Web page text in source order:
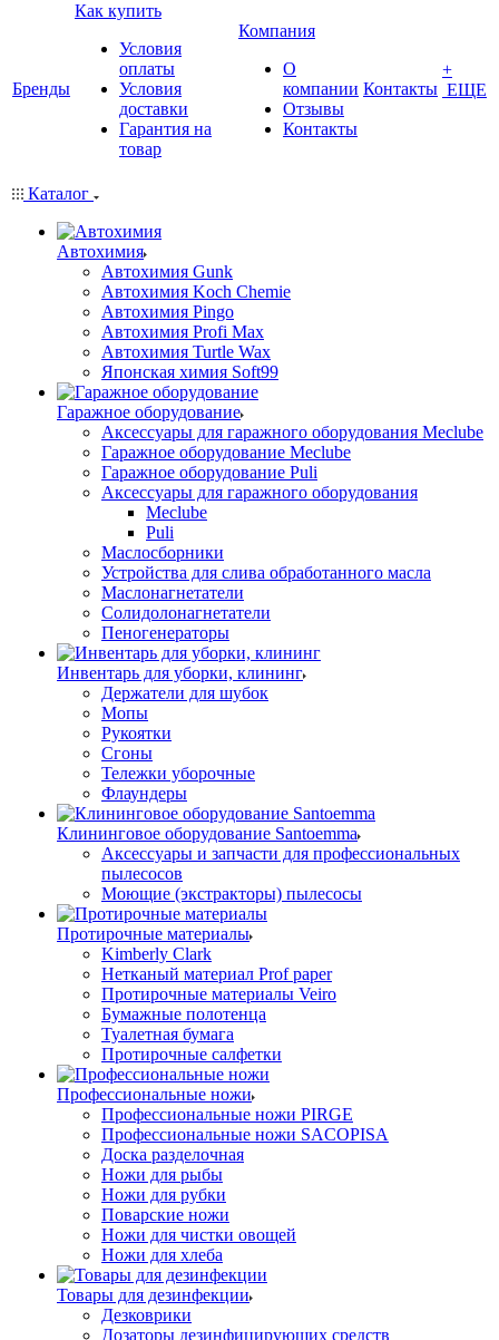
Бренды
Как купить
Условия
оплаты
Условия
доставки
Гарантия на
товар
Компания
О
компании
Отзывы
Контакты
Контакты
+
ЕЩЕ
Каталог
Автохимия
Автохимия Gunk
Автохимия Koch Chemie
Автохимия Pingo
Автохимия Profi Max
Автохимия Turtle Wax
Японская химия Soft99
Гаражное оборудование
Аксессуары для гаражного оборудования Meclube
Гаражное оборудование Meclube
Гаражное оборудование Puli
Аксессуары для гаражного оборудования
Meclube
Puli
Маслосборники
Устройства для слива обработанного масла
Маслонагнетатели
Солидолонагнетатели
Пеногенераторы
Инвентарь для уборки, клининг
Держатели для шубок
Мопы
Рукоятки
Сгоны
Тележки уборочные
Флаундеры
Клининговое оборудование Santoemma
Аксессуары и запчасти для профессиональных
пылесосов
Моющие (экстракторы) пылесосы
Протирочные материалы
Kimberly Clark
Нетканый материал Prof paper
Протирочные материалы Veiro
Бумажные полотенца
Туалетная бумага
Протирочные салфетки
Профессиональные ножи
Профессиональные ножи PIRGE
Профессиональные ножи SACOPISA
Доска разделочная
Ножи для рыбы
Ножи для рубки
Поварские ножи
Ножи для чистки овощей
Ножи для хлеба
Товары для дезинфекции
Дезковрики
Дозаторы дезинфицирующих средств